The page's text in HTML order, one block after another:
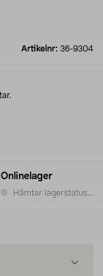
Artikelnr: 36-9304
Onlinelager
Hämtar lagerstatus...